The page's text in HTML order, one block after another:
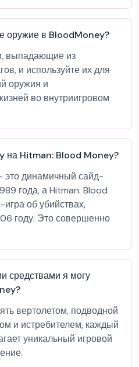
оружие в BloodMoney?
выпадающие из
и используйте их для
оружия и
во внутриигровом
на Hitman: Blood Money?
это динамичный сайд-
года, а Hitman: Blood
об убийствах,
году. Это совершенно
средствами я могу
вертолетом, подводной
и истребителем, каждый
уникальный игровой